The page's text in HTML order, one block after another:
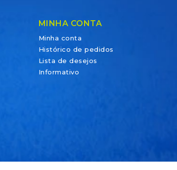
MINHA CONTA
Minha conta
Histórico de pedidos
Lista de desejos
Informativo